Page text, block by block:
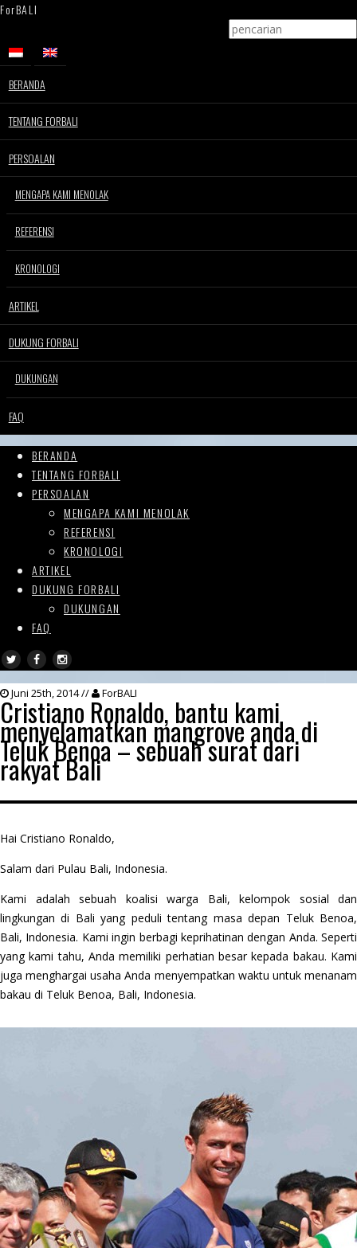
ForBALI
BERANDA
TENTANG FORBALI
PERSOALAN
MENGAPA KAMI MENOLAK
REFERENSI
KRONOLOGI
ARTIKEL
DUKUNG FORBALI
DUKUNGAN
FAQ
BERANDA
TENTANG FORBALI
PERSOALAN
MENGAPA KAMI MENOLAK
REFERENSI
KRONOLOGI
ARTIKEL
DUKUNG FORBALI
DUKUNGAN
FAQ
Juni 25th, 2014 // ForBALI
Cristiano Ronaldo, bantu kami
menyelamatkan mangrove anda di
Teluk Benoa – sebuah surat dari
rakyat Bali
Hai Cristiano Ronaldo,
Salam dari Pulau Bali, Indonesia.
Kami adalah sebuah koalisi warga Bali, kelompok sosial dan
lingkungan di Bali yang peduli tentang masa depan Teluk Benoa,
Bali, Indonesia. Kami ingin berbagi keprihatinan dengan Anda. Seperti
yang kami tahu, Anda memiliki perhatian besar kepada bakau. Kami
juga menghargai usaha Anda menyempatkan waktu untuk menanam
bakau di Teluk Benoa, Bali, Indonesia.